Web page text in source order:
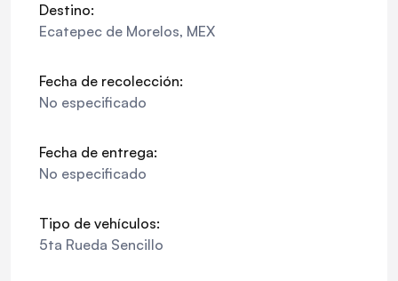
Destino:
Ecatepec de Morelos, MEX
Fecha de recolección:
No especificado
Fecha de entrega:
No especificado
Tipo de vehículos:
5ta Rueda Sencillo